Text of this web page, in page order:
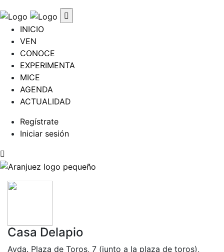
INICIO
VEN
CONOCE
EXPERIMENTA
MICE
AGENDA
ACTUALIDAD
Regístrate
Iniciar sesión
Casa Delapio
Avda. Plaza de Toros, 7 (junto a la plaza de toros),